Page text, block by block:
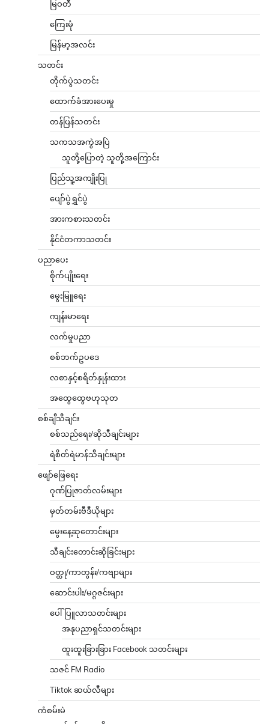
မြဝတီ
ကြေးမုံ
မြန်မာ့အလင်း
သတင်း
တိုက်ပွဲသတင်း
ထောက်ခံအားပေးမှု
တန်ပြန်သတင်း
သကသအကွဲအပြဲ
သူတို့ပြောတဲ့ သူတို့အကြောင်း
ပြည်သူ့အကျိုးပြု
ပျော်ပွဲရွှင်ပွဲ
အားကစားသတင်း
နိုင်ငံတကာသတင်း
ပညာပေး
စိုက်ပျိုးရေး
မွေးမြူရေး
ကျန်းမာရေး
လက်မှုပညာ
စစ်ဘက်ဥပဒေ
လစာနှင့်စရိတ်နှုန်းထား
အထွေထွေဗဟုသုတ
စစ်ချီသီချင်း
စစ်သည်ရေး/ဆိုသီချင်းများ
ရဲစိတ်ရဲမာန်သီချင်းများ
ဖျော်ဖြေရေး
ဂုဏ်ပြုဇာတ်လမ်းများ
မှတ်တမ်းဗီဒီယိုများ
မွေးနေ့ဆုတောင်းများ
သီချင်းတောင်းဆိုခြင်းများ
ဝတ္ထု/ကာတွန်း/ကဗျာများ
ဆောင်းပါး/မဂ္ဂဇင်းများ
ပေါ်ပြူလာသတင်းများ
အနုပညာရှင်သတင်းများ
ထူးထူးခြားခြား Facebook သတင်းများ
သဇင် FM Radio
Tiktok ဆယ်လီများ
ကံစမ်းမဲ